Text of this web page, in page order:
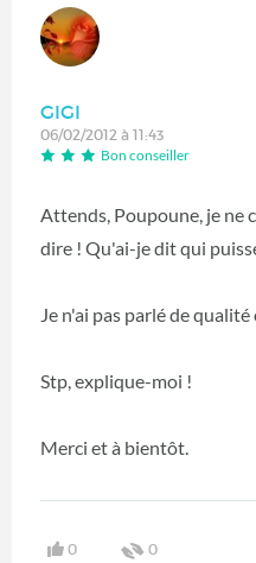
GIGI
06/02/2012 à 11:43
Bon conseiller
Attends, Poupoune, je ne
dire ! Qu'ai-je dit qui
Je n'ai pas parlé de
Stp, explique-moi !
Merci et à bientôt.
0 0